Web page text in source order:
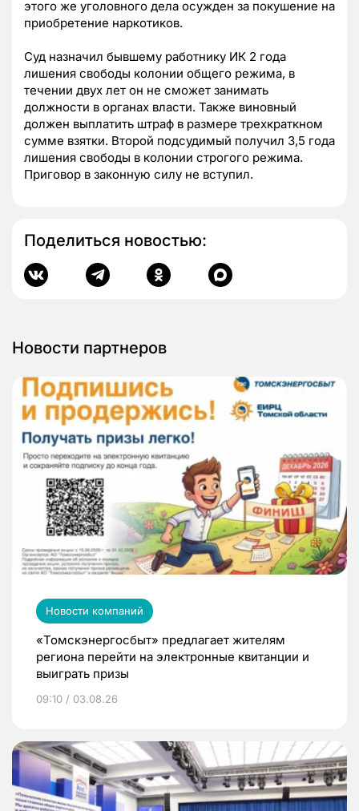
этого же уголовного дела осужден за покушение на
приобретение наркотиков.
Суд назначил бывшему работнику ИК 2 года
лишения свободы колонии общего режима, в
течении двух лет он не сможет занимать
должности в органах власти. Также виновный
должен выплатить штраф в размере трехкраткном
сумме взятки. Второй подсудимый получил 3,5 года
лишения свободы в колонии строгого режима.
Приговор в законную силу не вступил.
Поделиться новостью:
Новости партнеров
Новости компаний
«Томскэнергосбыт» предлагает жителям
региона перейти на электронные квитанции и
выиграть призы
09:10 / 03.08.26